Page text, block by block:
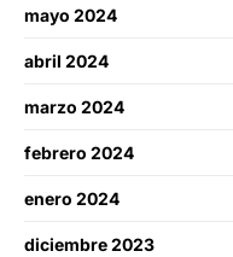
mayo 2024
abril 2024
marzo 2024
febrero 2024
enero 2024
diciembre 2023